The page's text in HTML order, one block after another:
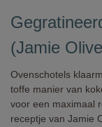
(Jamie
Ovenschotels
toffe manier van
voor een maximaal
receptje van Jamie